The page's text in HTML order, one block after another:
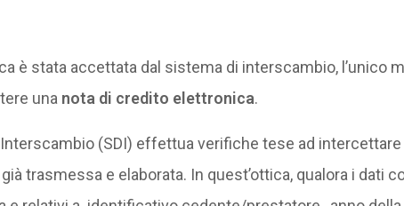
è stata accettata dal sistema di interscambio, l’unico
una nota di credito elettronica.
(SDI) effettua verifiche tese ad
trasmessa e elaborata. In quest’ottica, qualora i dati